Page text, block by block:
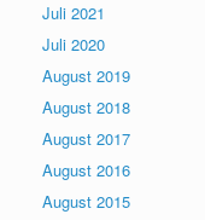
Juli 2021
Juli 2020
August 2019
August 2018
August 2017
August 2016
August 2015